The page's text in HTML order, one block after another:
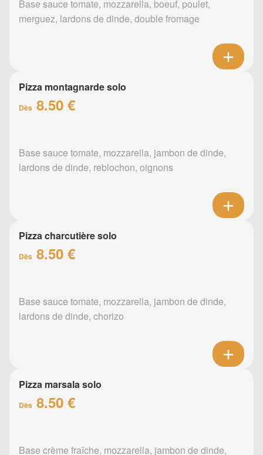
Base sauce tomate, mozzarella, boeuf, poulet,
merguez, lardons de dinde, double fromage
Pizza montagnarde solo
Dès 8.50 €
Base sauce tomate, mozzarella, jambon de dinde,
lardons de dinde, reblochon, oignons
Pizza charcutière solo
Dès 8.50 €
Base sauce tomate, mozzarella, jambon de dinde,
lardons de dinde, chorizo
Pizza marsala solo
Dès 8.50 €
Base crème fraîche, mozzarella, jambon de dinde,